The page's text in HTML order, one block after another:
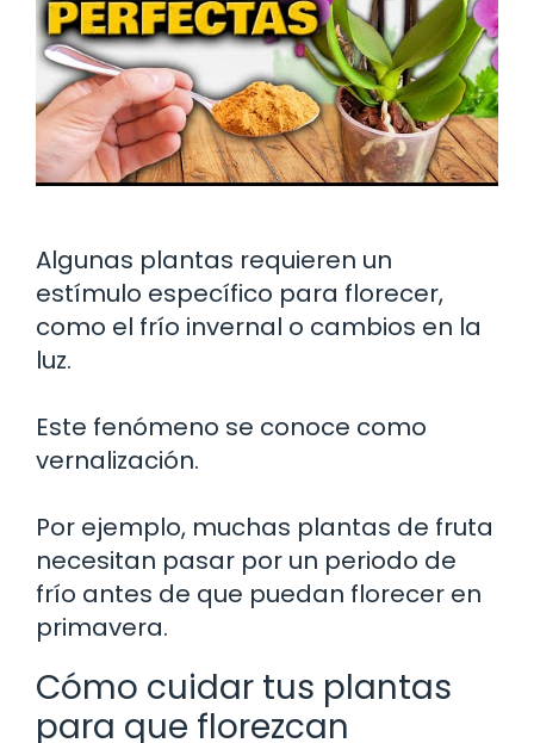
Algunas plantas requieren un
estímulo específico para florecer,
como el frío invernal o cambios en la
luz.
Este fenómeno se conoce como
vernalización.
Por ejemplo, muchas plantas de fruta
necesitan pasar por un periodo de
frío antes de que puedan florecer en
primavera.
Cómo cuidar tus plantas
para que florezcan